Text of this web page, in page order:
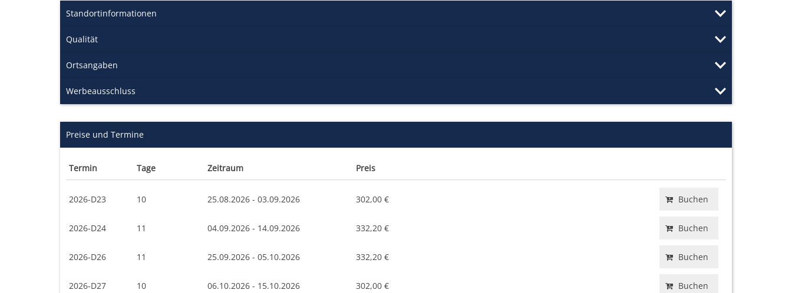
Standortinformationen
Qualität
Ortsangaben
Werbeausschluss
Preise und Termine
Termin Tage Zeitraum Preis
2026-D23 10 25.08.2026 - 03.09.2026 302,00 € Buchen
2026-D24 11 04.09.2026 - 14.09.2026 332,20 € Buchen
2026-D26 11 25.09.2026 - 05.10.2026 332,20 € Buchen
2026-D27 10 06.10.2026 - 15.10.2026 302,00 € Buchen